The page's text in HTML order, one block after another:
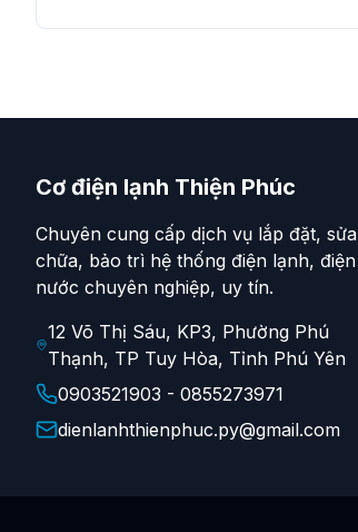
Cơ điện lạnh Thiện Phúc
Chuyên cung cấp dịch vụ lắp đặt, sửa
chữa, bảo trì hệ thống điện lạnh, điện
nước chuyên nghiệp, uy tín.
12 Võ Thị Sáu, KP3, Phường Phú
Thạnh, TP Tuy Hòa, Tỉnh Phú Yên
0903521903 - 0855273971
dienlanhthienphuc.py@gmail.com